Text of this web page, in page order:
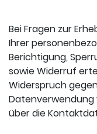
Bei Fragen zur
Ihrer
Berichtigung,
sowie Widerruf
Widerspruch
Datenverwendung
über die